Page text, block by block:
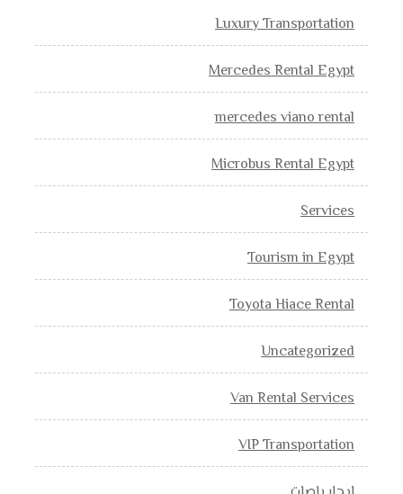
Luxury Transportation
Mercedes Rental Egypt
mercedes viano rental
Microbus Rental Egypt
Services
Tourism in Egypt
Toyota Hiace Rental
Uncategorized
Van Rental Services
VIP Transportation